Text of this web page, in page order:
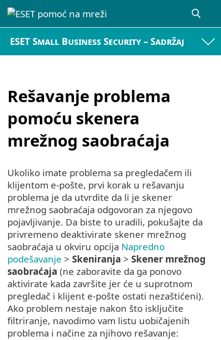
ESET Small Business Security – Sadržaj
Rešavanje problema
pomoću skenera
mrežnog saobraćaja
Ukoliko imate problema sa pregledačem ili
klijentom e-pošte, prvi korak u rešavanju
problema je da utvrdite da li je skener
mrežnog saobraćaja odgovoran za njegovo
pojavljivanje. Da biste to uradili, pokušajte da
privremeno deaktivirate skener mrežnog
saobraćaja u okviru opcija Napredno
podešavanje > Skeniranja > Skener mrežnog
saobraćaja (ne zaboravite da ga ponovo
aktivirate kada završite jer će u suprotnom
pregledač i klijent e-pošte ostati nezaštićeni).
Ako problem nestaje nakon što isključite
filtriranje, navodimo vam listu uobičajenih
problema i načine za njihovo rešavanje: